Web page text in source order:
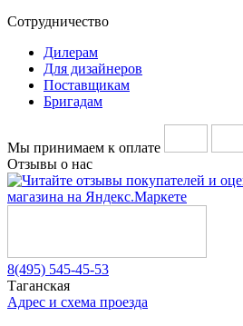
Сотрудничество
Дилерам
Для дизайнеров
Поставщикам
Бригадам
Мы принимаем к оплате
Отзывы о нас
8(495) 545-45-53
Таганская
Адрес и схема проезда